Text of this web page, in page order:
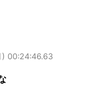
) 00:24:46.63